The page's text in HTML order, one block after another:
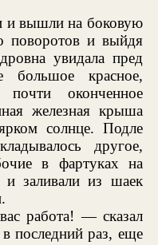
и вышли на боковую
поворотов и выйдя
увидала пред
большое красное,
оконченное
железная крыша
солнце. Подле
другое,
в фартуках на
и заливали из шаек
работа! — сказал
последний раз, еще